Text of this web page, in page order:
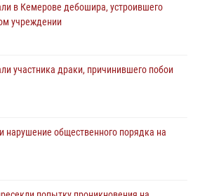
в Кемерове дебошира, устроившего
учреждении
участника драки, причинившего побои
нарушение общественного порядка на